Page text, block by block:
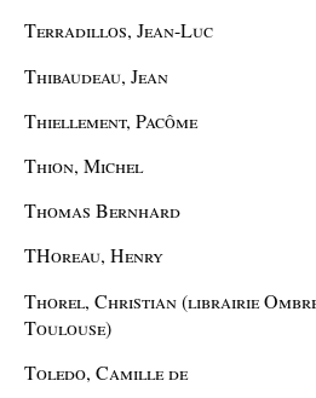
Terradillos, Jean-Luc
Thibaudeau, Jean
Thiellement, Pacôme
Thion, Michel
Thomas Bernhard
THoreau, Henry
Thorel, Christian (librairie
Toulouse)
Toledo, Camille de